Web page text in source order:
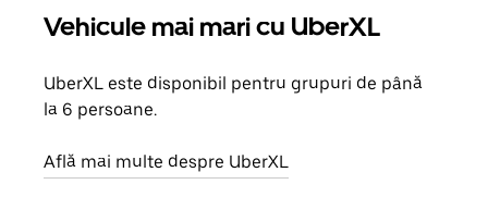
Vehicule mai mari cu UberXL
UberXL este disponibil pentru grupuri de până
la 6 persoane.
Află mai multe despre UberXL